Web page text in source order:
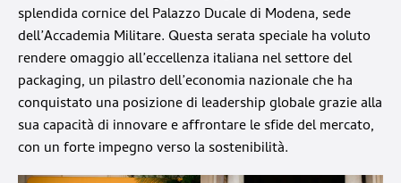
splendida cornice del Palazzo Ducale di Modena, sede
dell’Accademia Militare. Questa serata speciale ha voluto
rendere omaggio all’eccellenza italiana nel settore del
packaging, un pilastro dell’economia nazionale che ha
conquistato una posizione di leadership globale grazie alla
sua capacità di innovare e affrontare le sfide del mercato,
con un forte impegno verso la sostenibilità.